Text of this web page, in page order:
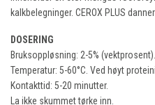
kalkbelegninger. CEROX PLUS
DOSERING
Bruksoppløsning: 2-5% (vektprosent).
Temperatur: 5-60°C. Ved høyt
Kontakttid: 5-20 minutter.
La ikke skummet tørke inn.